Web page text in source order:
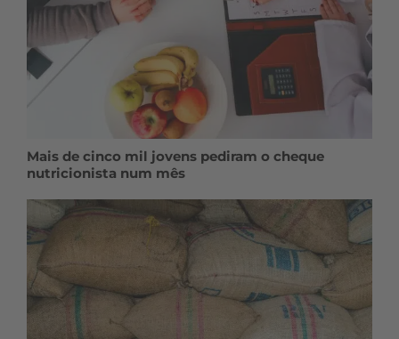
Mais de cinco mil jovens pediram o cheque
nutricionista num mês